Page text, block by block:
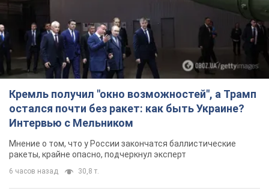
Кремль получил "окно возможностей", а Трамп
остался почти без ракет: как быть Украине?
Интервью с Мельником
Мнение о том, что у России закончатся баллистические
ракеты, крайне опасно, подчеркнул эксперт
6 часов назад 30,8 т.